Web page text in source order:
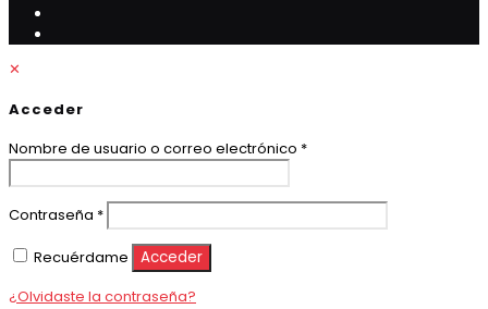
✕
Acceder
Nombre de usuario o correo electrónico *Obligatorio
Contraseña *Obligatorio
Recuérdame
Acceder
¿Olvidaste la contraseña?